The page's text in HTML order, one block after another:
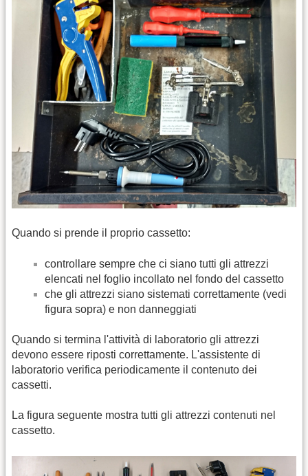
Quando si prende il proprio cassetto:
controllare sempre che ci siano tutti gli attrezzi
elencati nel foglio incollato nel fondo del cassetto
che gli attrezzi siano sistemati correttamente (vedi
figura sopra) e non danneggiati
Quando si termina l'attività di laboratorio gli attrezzi
devono essere riposti correttamente. L'assistente di
laboratorio verifica periodicamente il contenuto dei
cassetti.
La figura seguente mostra tutti gli attrezzi contenuti nel
cassetto.